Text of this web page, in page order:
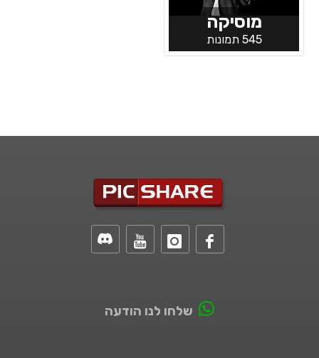
מוסיקה
545 תמונות
שלחו לנו הודעה